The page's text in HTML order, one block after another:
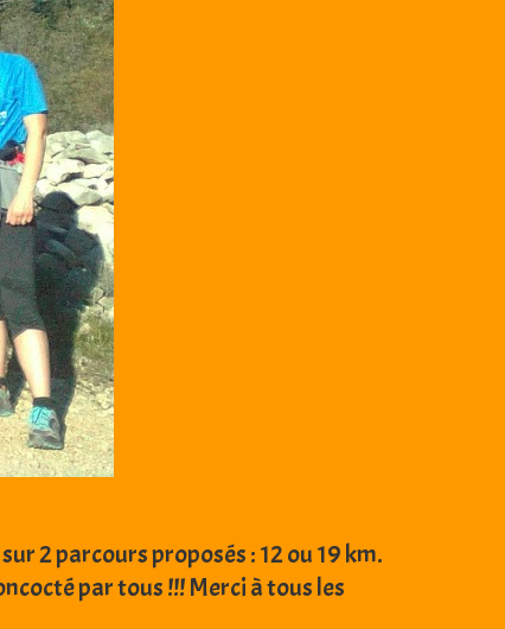
2 parcours proposés : 12 ou 19 km.
par tous !!! Merci à tous les